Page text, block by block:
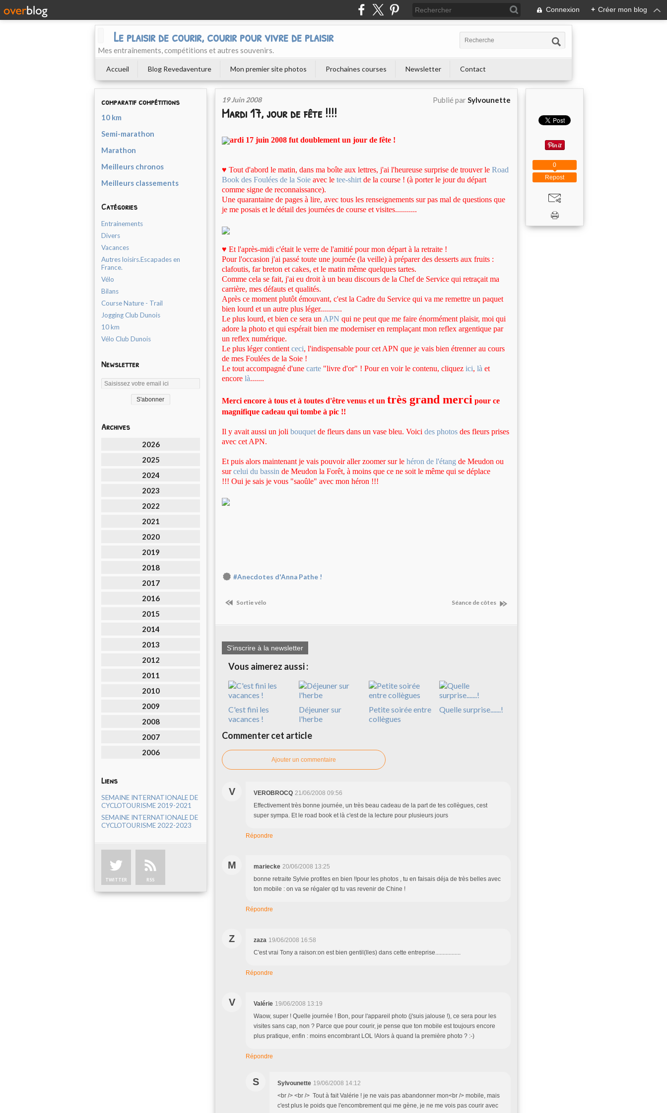
Connexion + Créer mon blog
Le plaisir de courir, courir pour vivre de plaisir
Mes entraînements, compétitions et autres souvenirs.
Accueil Blog Revedaventure Mon premier site photos Prochaines courses Newsletter Contact
comparatif compétitions
10 km
Semi-marathon
Marathon
Meilleurs chronos
Meilleurs classements
Catégories
Entrainements
Divers
Vacances
Autres loisirs.Escapades en
France.
Vélo
Bilans
Course Nature - Trail
Jogging Club Dunois
10 km
Vélo Club Dunois
Newsletter
Archives
2026
2025
2024
2023
2022
2021
2020
2019
2018
2017
2016
2015
2014
2013
2012
2011
2010
2009
2008
2007
2006
Liens
SEMAINE INTERNATIONALE DE
CYCLOTOURISME 2019-2021
SEMAINE INTERNATIONALE DE
CYCLOTOURISME 2022-2023
TWITTER RSS
19 Juin 2008 Publié parSylvounette
Mardi 17, jour de fête !!!!
ardi 17 juin 2008 fut doublement un jour de fête !
♥ Tout d'abord le matin, dans ma boîte aux lettres, j'ai l'heureuse surprise de trouver le Road
Book des Foulées de la Soie avec le tee-shirt de la course ! (à porter le jour du départ
comme signe de reconnaissance).
Une quarantaine de pages à lire, avec tous les renseignements sur pas mal de questions que
je me posais et le détail des journées de course et visites...........
♥ Et l'après-midi c'était le verre de l'amitié pour mon départ à la retraite !
Pour l'occasion j'ai passé toute une journée (la veille) à préparer des desserts aux fruits :
clafoutis, far breton et cakes, et le matin même quelques tartes.
Comme cela se fait, j'ai eu droit à un beau discours de la Chef de Service qui retraçait ma
carrière, mes défauts et qualités.
Après ce moment plutôt émouvant, c'est la Cadre du Service qui va me remettre un paquet
bien lourd et un autre plus léger...........
Le plus lourd, et bien ce sera un APN qui ne peut que me faire énormément plaisir, moi qui
adore la photo et qui espérait bien me moderniser en remplaçant mon reflex argentique par
un reflex numérique.
Le plus léger contient ceci, l'indispensable pour cet APN que je vais bien étrenner au cours
de mes Foulées de la Soie !
Le tout accompagné d'une carte "livre d'or" ! Pour en voir le contenu, cliquez ici, là et
encore là.......
Merci encore à tous et à toutes d'être venus et un très grand merci pour ce
magnifique cadeau qui tombe à pic !!
Il y avait aussi un joli bouquet de fleurs dans un vase bleu. Voici des photos des fleurs prises
avec cet APN.
Et puis alors maintenant je vais pouvoir aller zoomer sur le héron de l'étang de Meudon ou
surcelui du bassin de Meudon la Forêt, à moins que ce ne soit le même qui se déplace
!!! Oui je sais je vous "saoûle" avec mon héron !!!
#Anecdotes d'Anna Pathe !
Sortie vélo Séance de côtes
S'inscrire à la newsletter
Vous aimerez aussi :
C'est fini les
vacances !
Déjeuner sur
l'herbe
Petite soirée entre
collègues
Quelle surprise.......!
Commenter cet article
Ajouter un commentaire
V VEROBROCQ 21/06/2008 09:56
Effectivement très bonne journée, un très beau cadeau de la part de tes collègues, cest
super sympa. Et le road book et là c'est de la lecture pour plusieurs jours
Répondre
M mariecke 20/06/2008 13:25
bonne retraite Sylvie profites en bien !!pour les photos , tu en faisais déja de très belles avec
ton mobile : on va se régaler qd tu vas revenir de Chine !
Répondre
Z zaza 19/06/2008 16:58
C'est vrai Tony a raison:on est bien gentil(lles) dans cette entreprise.................
Répondre
V Valérie 19/06/2008 13:19
Waow, super ! Quelle journée ! Bon, pour l'appareil photo (j'suis jalouse !), ce sera pour les
visites sans cap, non ? Parce que pour courir, je pense que ton mobile est toujours encore
plus pratique, enfin : moins encombrant LOL !Alors à quand la première photo ? :-)
Répondre
S Sylvounette 19/06/2008 14:12
<br /> <br /> Tout à fait Valérie ! je ne vais pas abandonner mon<br /> mobile, mais
c'est plus le poids que l'encombrement qui me gène, je ne me vois pas courir avec
Repost
0